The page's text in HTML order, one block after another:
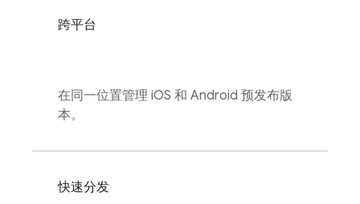
跨平台
在同一位置管理 iOS 和 Android 预发布版
本。
快速分发